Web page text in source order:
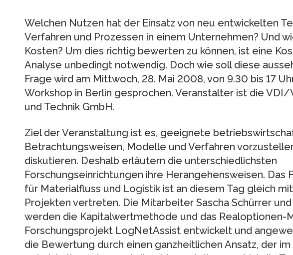
Welchen Nutzen hat der Einsatz von neu entwickelten
Verfahren und Prozessen in einem Unternehmen? Und
Kosten? Um dies richtig bewerten zu können, ist eine
Analyse unbedingt notwendig. Doch wie soll diese
Frage wird am Mittwoch, 28. Mai 2008, von 9.30 bis 17
Workshop in Berlin gesprochen. Veranstalter ist die VDI/
und Technik GmbH.
Ziel der Veranstaltung ist es, geeignete
Betrachtungsweisen, Modelle und Verfahren
diskutieren. Deshalb erläutern die unterschiedlichsten
Forschungseinrichtungen ihre Herangehensweisen. Das
für Materialfluss und Logistik ist an diesem Tag gleich
Projekten vertreten. Die Mitarbeiter Sascha Schürrer und
werden die Kapitalwertmethode und das Realoptionen-
Forschungsprojekt LogNetAssist entwickelt und
die Bewertung durch einen ganzheitlichen Ansatz, der im